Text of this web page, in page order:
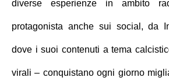
diverse esperienze in ambito
protagonista anche sui social, da
dove i suoi contenuti a tema
virali – conquistano ogni giorno